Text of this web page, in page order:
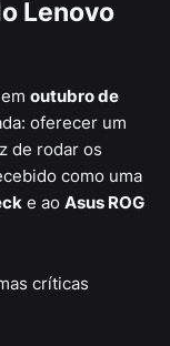
Lenovo
outubro de
oferecer um
de rodar os
como uma
e ao Asus ROG
críticas